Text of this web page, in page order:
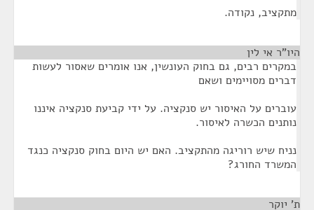
מתקציב, נקודה.
היו"ר אי לין
במקרים רבים, גם בחוק העונשין, אנו אומרים שאסור לעשות
דברים מסויימים ושאם
עוברים על האיסור יש סנקציה. על ידי קביעת סנקציה איננו
נותנים הכשרה לאיסור.
נניח שיש רוריגה מהתקציב. האם יש היום בחוק סנקציה כנגד
המשרד החורג?
ת' יוקר